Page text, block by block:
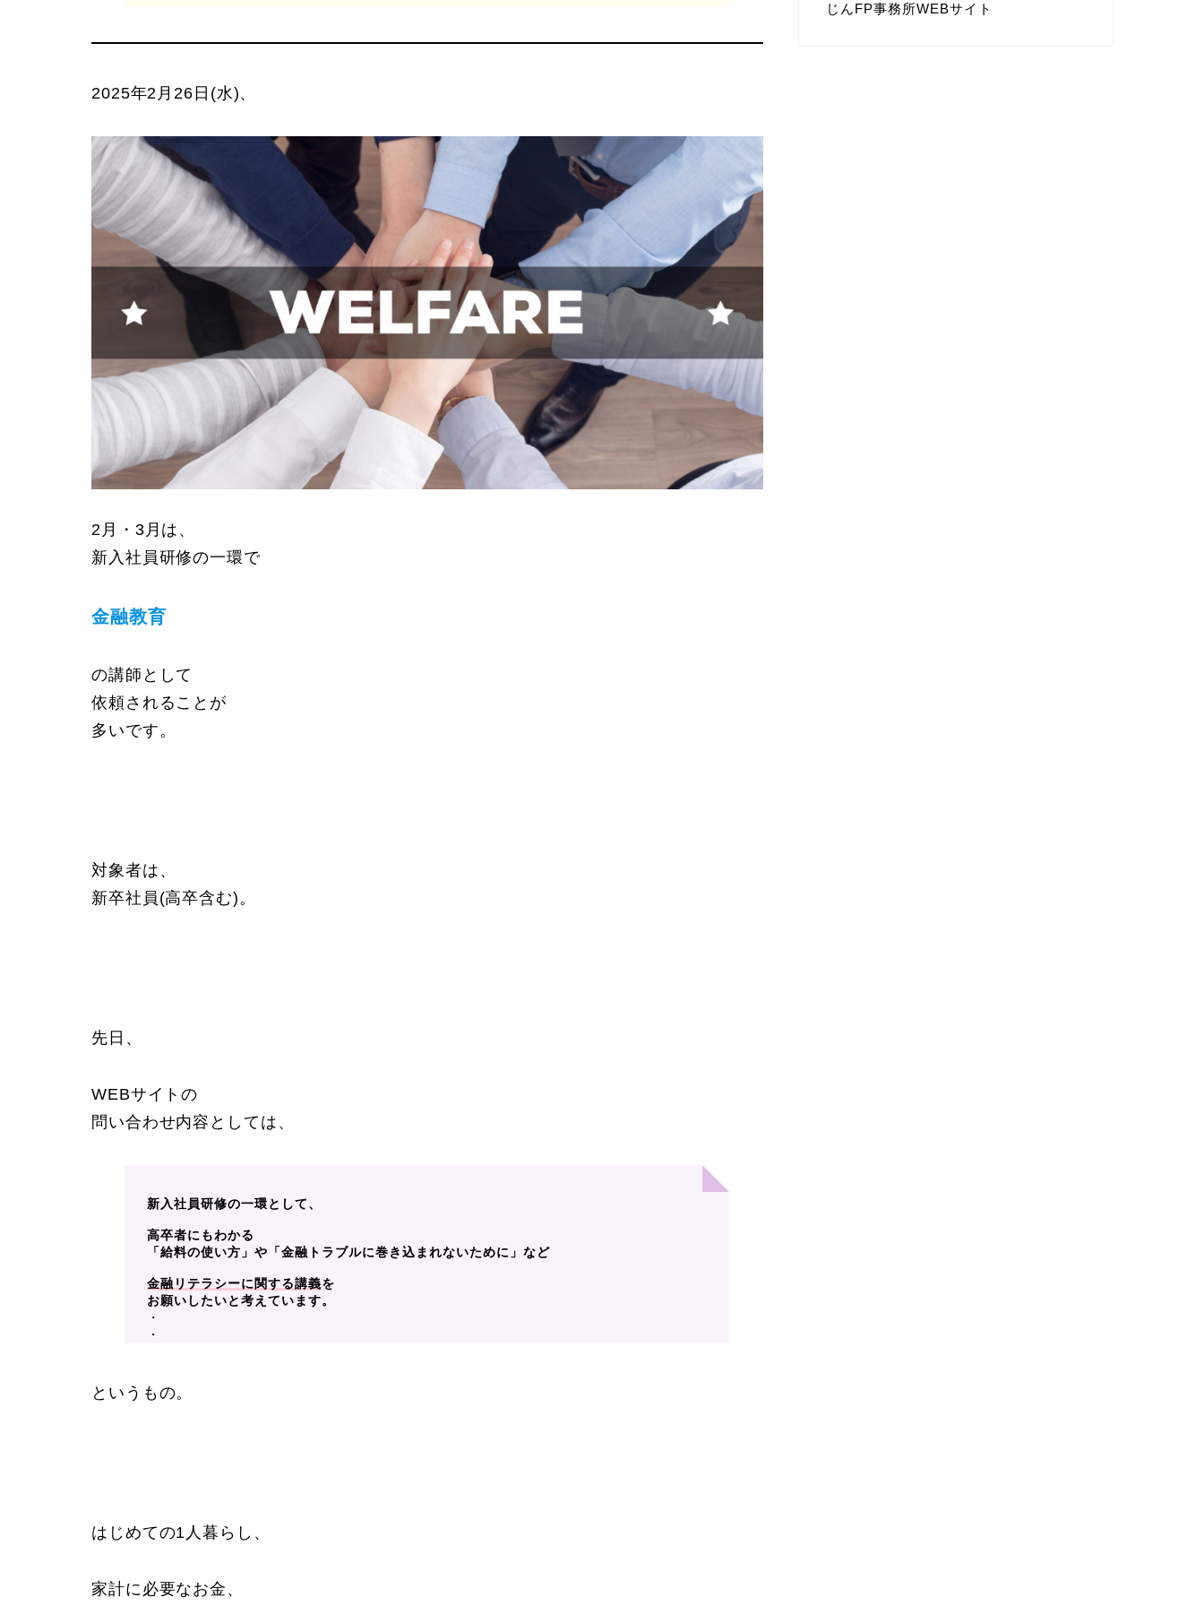
2025年2月26日(水)、
2月・3月は、
新入社員研修の一環で
金融教育
の講師として
依頼されることが
多いです。
対象者は、
新卒社員(高卒含む)。
先日、
WEBサイトの
問い合わせ内容としては、
新入社員研修の一環として、
高卒者にもわかる
「給料の使い方」や「金融トラブルに巻き込まれないために」など
金融リテラシーに関する講義を
お願いしたいと考えています。
・
・
というもの。
はじめての1人暮らし、
家計に必要なお金、
じんFP事務所WEBサイト